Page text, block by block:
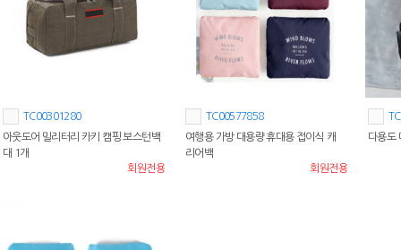
TC00301280
아웃도어 밀리터리 카키 캠핑 보스턴백
대 1개
회원전용
TC00577858
여행용 가방 대용량 휴대용 접이식 캐
리어백
회원전용
다용도